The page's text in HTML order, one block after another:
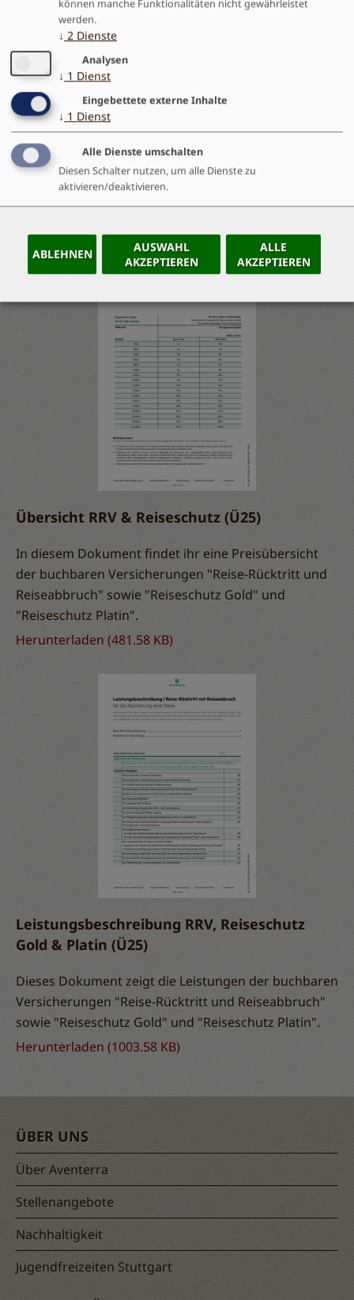
an, sowie den
erweiterten Schutz (inkl. Notfall-, Unfall-,
Reisegepäck- und Haftpflichtversicherung) oder den
Reiseschutz Platin
Reisekrankenversicherung).
Ihr könnt diese einfach überdiesen Link
dazubuchen. Gerne könnt Ihr uns auch kontaktieren
und wir buchen euch die Versicherung in wenigen
Eine Übersicht der Leistungen findet ihr unten.
Übersicht RRV & Reiseschutz (Ü25)
In diesem Dokument findet ihr eine Preisübersicht
der buchbaren Versicherungen "Reise-Rücktritt und
Reiseabbruch" sowie "Reiseschutz Gold" und
"Reiseschutz Platin".
Herunterladen (481.58 KB)
Leistungsbeschreibung RRV, Reiseschutz
Gold & Platin (Ü25)
Dieses Dokument zeigt die Leistungen der buchbaren
Versicherungen "Reise-Rücktritt und Reiseabbruch"
sowie "Reiseschutz Gold" und "Reiseschutz Platin".
Herunterladen (1003.58 KB)
ÜBER UNS
Über Aventerra
Stellenangebote
Nachhaltigkeit
Jugendfreizeiten Stuttgart
können manche Funktionalitäten nicht gewährleistet
werden.
↓ 2 Dienste
Analysen
↓ 1 Dienst
Eingebettete externe Inhalte
↓ 1 Dienst
Alle Dienste umschalten
Diesen Schalter nutzen, um alle Dienste zu
aktivieren/deaktivieren.
ABLEHNEN
AUSWAHL
AKZEPTIEREN
ALLE
AKZEPTIEREN